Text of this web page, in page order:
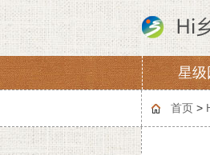
星级
协
首页 >